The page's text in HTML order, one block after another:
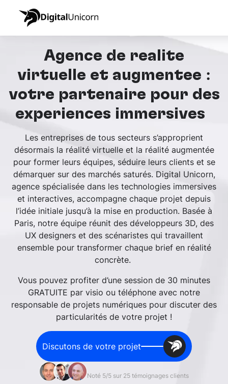
Agence de réalité
virtuelle et augmentée :
votre partenaire pour des
expériences immersives
Les entreprises de tous secteurs s’approprient
désormais la réalité virtuelle et la réalité augmentée
pour former leurs équipes, séduire leurs clients et se
démarquer sur des marchés saturés. Digital Unicorn,
agence spécialisée dans les technologies immersives
et interactives, accompagne chaque projet depuis
l’idée initiale jusqu’à la mise en production. Basée à
Paris, notre équipe réunit des développeurs 3D, des
UX designers et des scénaristes qui travaillent
ensemble pour transformer chaque brief en réalité
concrète.
Vous pouvez profiter d’une session de 30 minutes
GRATUITE par visio ou téléphone avec notre
responsable de projets numériques pour discuter des
particularités de votre projet !
Discutons de votre projet
Noté 5/5 sur 25 témoignages clients